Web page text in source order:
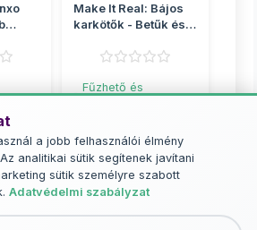
a jobb felhasználói élmény
analitikai sütik segítenek javítani
sütik személyre szabott
Adatvédelmi szabályzat
Make It Real: Bájos
karkötők - Betűk és
Fűzhető és
2 649 Ft
RÉSZLETEK